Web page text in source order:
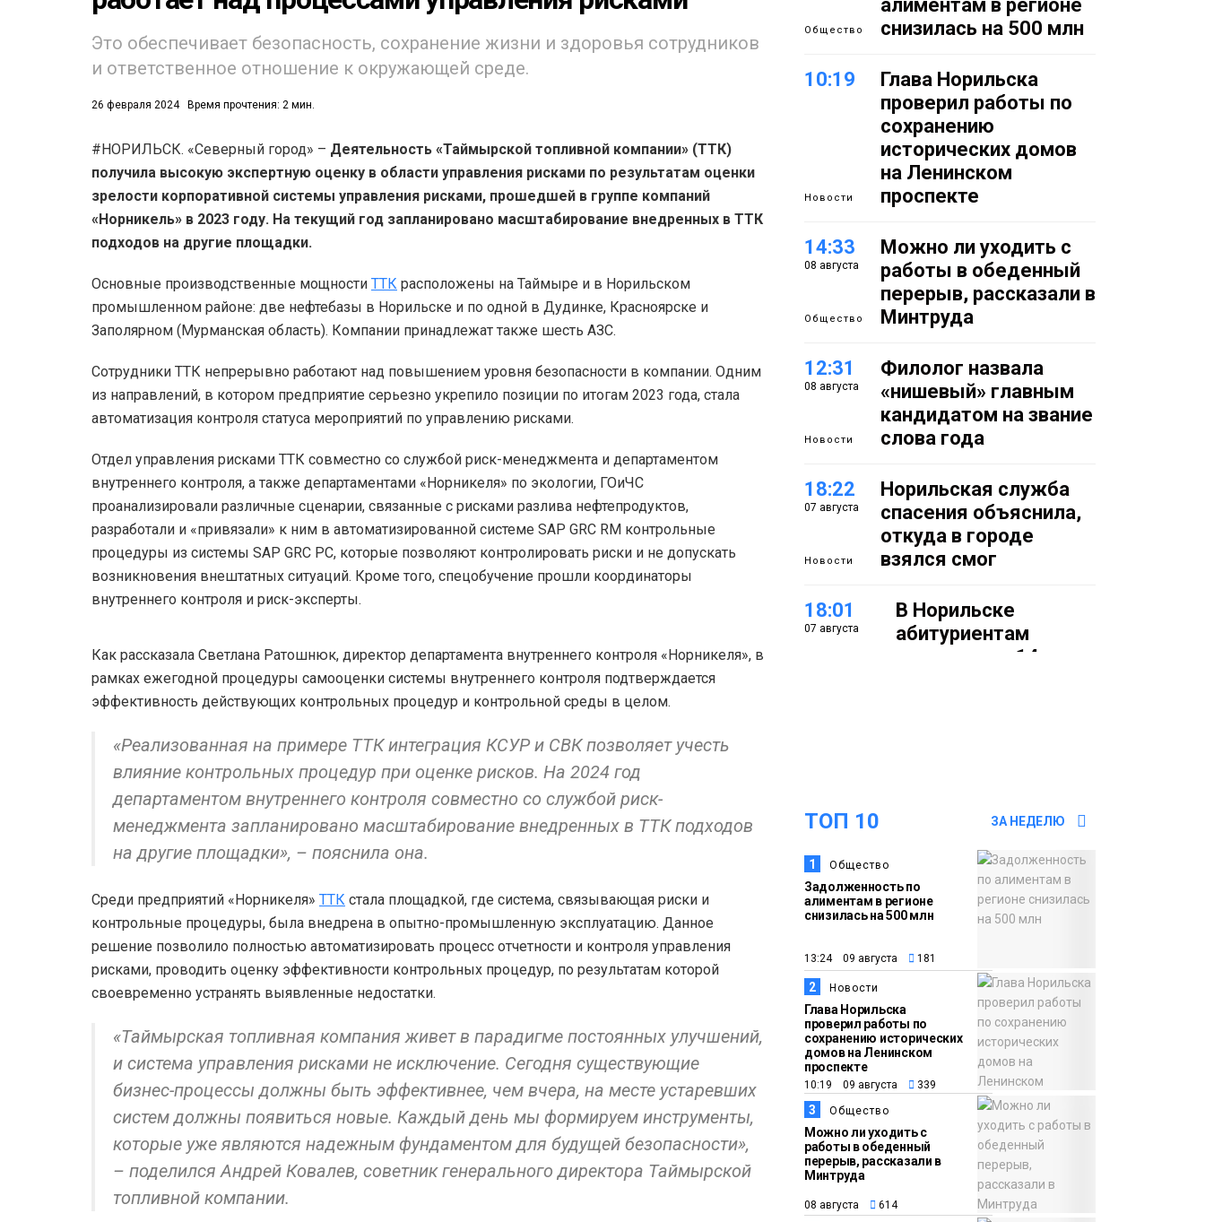
Это обеспечивает безопасность, сохранение жизни и здоровья сотрудников
и ответственное отношение к окружающей среде.
26 февраля 2024 Время прочтения: 2 мин.
#НОРИЛЬСК. «Северный город» – Деятельность «Таймырской топливной компании» (ТТК)
получила высокую экспертную оценку в области управления рисками по результатам оценки
зрелости корпоративной системы управления рисками, прошедшей в группе компаний
«Норникель» в 2023 году. На текущий год запланировано масштабирование внедренных в ТТК
подходов на другие площадки.
Основные производственные мощности ТТК расположены на Таймыре и в Норильском
промышленном районе: две нефтебазы в Норильске и по одной в Дудинке, Красноярске и
Заполярном (Мурманская область). Компании принадлежат также шесть АЗС.
Сотрудники ТТК непрерывно работают над повышением уровня безопасности в компании. Одним
из направлений, в котором предприятие серьезно укрепило позиции по итогам 2023 года, стала
автоматизация контроля статуса мероприятий по управлению рисками.
Отдел управления рисками ТТК совместно со службой риск-менеджмента и департаментом
внутреннего контроля, а также департаментами «Норникеля» по экологии, ГОиЧС
проанализировали различные сценарии, связанные с рисками разлива нефтепродуктов,
разработали и «привязали» к ним в автоматизированной системе SAP GRC RM контрольные
процедуры из системы SAP GRC PC, которые позволяют контролировать риски и не допускать
возникновения внештатных ситуаций. Кроме того, спецобучение прошли координаторы
внутреннего контроля и риск-эксперты.
Как рассказала Светлана Ратошнюк, директор департамента внутреннего контроля «Норникеля», в
рамках ежегодной процедуры самооценки системы внутреннего контроля подтверждается
эффективность действующих контрольных процедур и контрольной среды в целом.
«Реализованная на примере ТТК интеграция КСУР и СВК позволяет учесть
влияние контрольных процедур при оценке рисков. На 2024 год
департаментом внутреннего контроля совместно со службой риск-
менеджмента запланировано масштабирование внедренных в ТТК подходов
на другие площадки», – пояснила она.
Среди предприятий «Норникеля» ТТК стала площадкой, где система, связывающая риски и
контрольные процедуры, была внедрена в опытно-промышленную эксплуатацию. Данное
решение позволило полностью автоматизировать процесс отчетности и контроля управления
рисками, проводить оценку эффективности контрольных процедур, по результатам которой
своевременно устранять выявленные недостатки.
«Таймырская топливная компания живет в парадигме постоянных улучшений,
и система управления рисками не исключение. Сегодня существующие
бизнес-процессы должны быть эффективнее, чем вчера, на месте устаревших
систем должны появиться новые. Каждый день мы формируем инструменты,
которые уже являются надежным фундаментом для будущей безопасности»,
– поделился Андрей Ковалев, советник генерального директора Таймырской
топливной компании.
Общество
алиментам в регионе
снизилась на 500 млн
10:19
Новости
Глава Норильска
проверил работы по
сохранению
исторических домов
на Ленинском
проспекте
14:33
08 августа
Общество
Можно ли уходить с
работы в обеденный
перерыв, рассказали в
Минтруда
12:31
08 августа
Новости
Филолог назвала
«нишевый» главным
кандидатом на звание
слова года
18:22
07 августа
Новости
Норильская служба
спасения объяснила,
откуда в городе
взялся смог
18:01
07 августа
В Норильске
абитуриентам
предлагают 14
07 августа
Образование
школьники
бесплатно отдохнут
на берегу Японского
моря
07 августа
Новости
Норильска: новые
скверы и тысячи
растений появятся по
всему городу
15:56
07 августа
Итальянский шеф-
повар Федерико
Арнальди изучает
кухню и прошлое
Норильска
ТОП 10 ЗА НЕДЕЛЮ
1 Общество
Задолженность по
алиментам в регионе
снизилась на 500 млн
13:24 09 августа 181
2 Новости
Глава Норильска
проверил работы по
сохранению исторических
домов на Ленинском
проспекте
10:19 09 августа 339
3 Общество
Можно ли уходить с
работы в обеденный
перерыв, рассказали в
Минтруда
08 августа 614